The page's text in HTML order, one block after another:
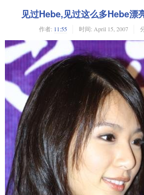
见过Hebe,见过这么多Hebe漂
作者: 11:55 时间: April 15, 2007